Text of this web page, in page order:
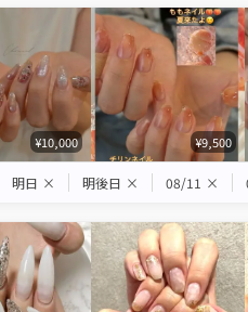
¥10,000 ¥9,500
明日 × 明後日 × 08/11 ×